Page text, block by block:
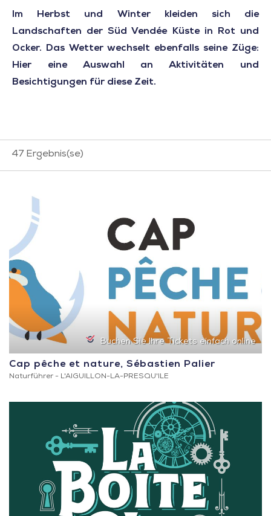
Im Herbst und Winter kleiden sich die
Landschaften der Süd Vendée Küste in Rot und
Ocker. Das Wetter wechselt ebenfalls seine Züge:
Hier eine Auswahl an Aktivitäten und
Besichtigungen für diese Zeit.
47 Ergebnis(se)
Buchen Sie Ihre Tickets einfach online
Cap pêche et nature, Sébastien Palier
Naturführer - L'AIGUILLON-LA-PRESQU'ILE